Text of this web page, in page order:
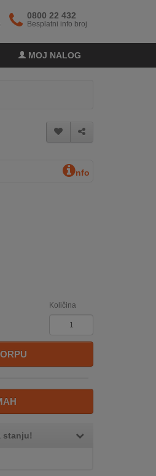
0800 22 432
Besplatni info broj
MOJ NALOG
nfo
Količina
stanju!